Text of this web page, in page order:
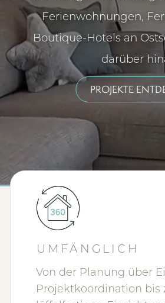
Ferienwohnungen,
Boutique-Hotels an
darüber
PROJEKTE
UMFÄNGLICH
Von der Planung über
Projektkoordination bis